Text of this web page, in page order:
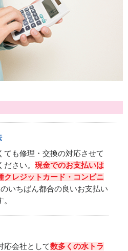
ても修理・交換の対応させて
さい。 現金でのお支払いは
クレジットカード・コンビニ
いちばん都合の良いお支払い
応会社として数多くの水トラ